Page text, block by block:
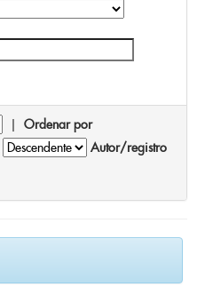
| Ordenar por
Autor/registro